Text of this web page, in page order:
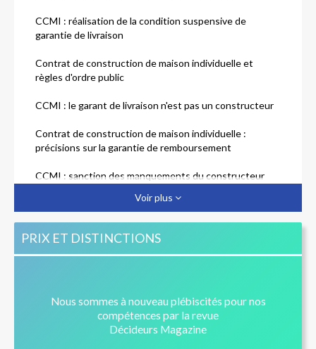
CCMI : réalisation de la condition suspensive de
garantie de livraison
Contrat de construction de maison individuelle et
règles d'ordre public
CCMI : le garant de livraison n'est pas un constructeur
Contrat de construction de maison individuelle :
précisions sur la garantie de remboursement
CCMI : sanction des manquements du constructeur
Construction de maison individuelle : les assurances
Contrat de construction de maison individuelle :
responsabilité du banquier et garantie de livraison
: est-il trop tard pour se rétracter ?
Voir plus
PRIX ET DISTINCTIONS
Nous sommes à nouveau plébiscités pour nos
compétences par la revue
Décideurs Magazine